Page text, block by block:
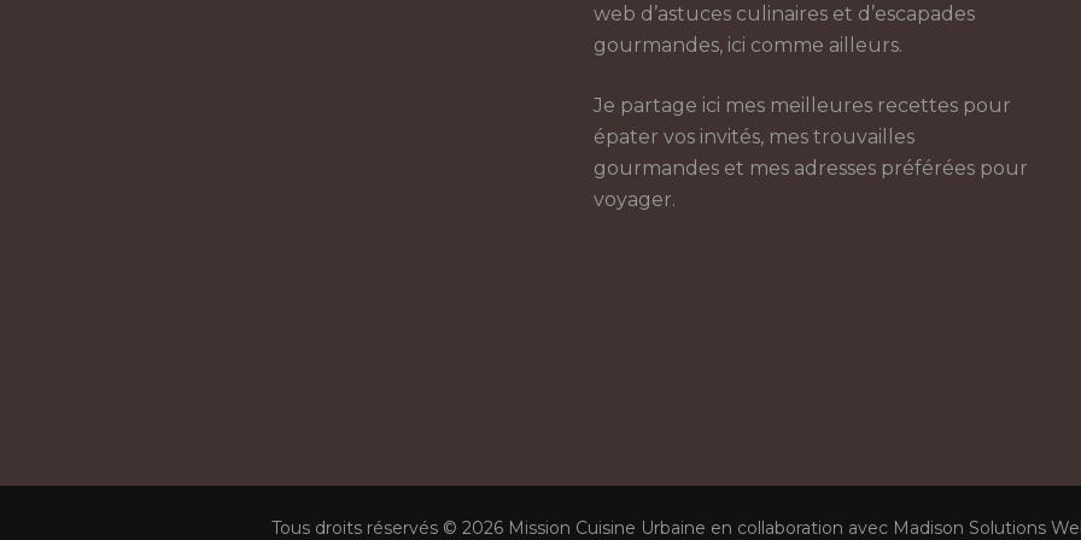
web d’astuces culinaires et d’escapades
gourmandes, ici comme ailleurs.
Je partage ici mes meilleures recettes pour
épater vos invités, mes trouvailles
gourmandes et mes adresses préférées pour
voyager.
Tous droits réservés © 2026 Mission Cuisine Urbaine en collaboration avec Madison Solutions